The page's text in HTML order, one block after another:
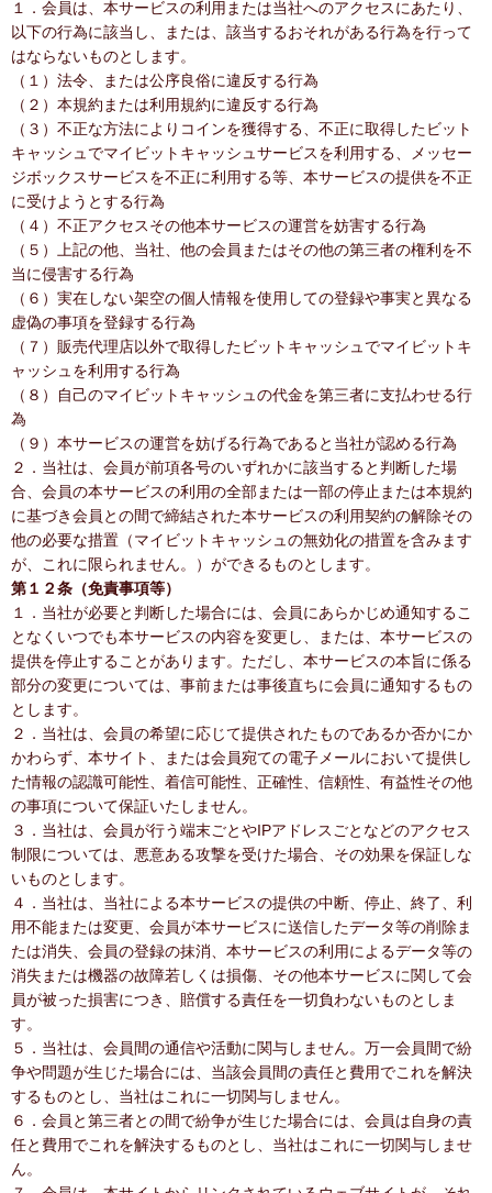
１．会員は、本サービスの利用または当社へのアクセスにあたり、
以下の行為に該当し、または、該当するおそれがある行為を行って
はならないものとします。
（１）法令、または公序良俗に違反する行為
（２）本規約または利用規約に違反する行為
（３）不正な方法によりコインを獲得する、不正に取得したビット
キャッシュでマイビットキャッシュサービスを利用する、メッセー
ジボックスサービスを不正に利用する等、本サービスの提供を不正
に受けようとする行為
（４）不正アクセスその他本サービスの運営を妨害する行為
（５）上記の他、当社、他の会員またはその他の第三者の権利を不
当に侵害する行為
（６）実在しない架空の個人情報を使用しての登録や事実と異なる
虚偽の事項を登録する行為
（７）販売代理店以外で取得したビットキャッシュでマイビットキ
ャッシュを利用する行為
（８）自己のマイビットキャッシュの代金を第三者に支払わせる行
為
（９）本サービスの運営を妨げる行為であると当社が認める行為
２．当社は、会員が前項各号のいずれかに該当すると判断した場
合、会員の本サービスの利用の全部または一部の停止または本規約
に基づき会員との間で締結された本サービスの利用契約の解除その
他の必要な措置（マイビットキャッシュの無効化の措置を含みます
が、これに限られません。）ができるものとします。
第１２条（免責事項等）
１．当社が必要と判断した場合には、会員にあらかじめ通知するこ
となくいつでも本サービスの内容を変更し、または、本サービスの
提供を停止することがあります。ただし、本サービスの本旨に係る
部分の変更については、事前または事後直ちに会員に通知するもの
とします。
２．当社は、会員の希望に応じて提供されたものであるか否かにか
かわらず、本サイト、または会員宛ての電子メールにおいて提供し
た情報の認識可能性、着信可能性、正確性、信頼性、有益性その他
の事項について保証いたしません。
３．当社は、会員が行う端末ごとやIPアドレスごとなどのアクセス
制限については、悪意ある攻撃を受けた場合、その効果を保証しな
いものとします。
４．当社は、当社による本サービスの提供の中断、停止、終了、利
用不能または変更、会員が本サービスに送信したデータ等の削除ま
たは消失、会員の登録の抹消、本サービスの利用によるデータ等の
消失または機器の故障若しくは損傷、その他本サービスに関して会
員が被った損害につき、賠償する責任を一切負わないものとしま
す。
５．当社は、会員間の通信や活動に関与しません。万一会員間で紛
争や問題が生じた場合には、当該会員間の責任と費用でこれを解決
するものとし、当社はこれに一切関与しません。
６．会員と第三者との間で紛争が生じた場合には、会員は自身の責
任と費用でこれを解決するものとし、当社はこれに一切関与しませ
ん。